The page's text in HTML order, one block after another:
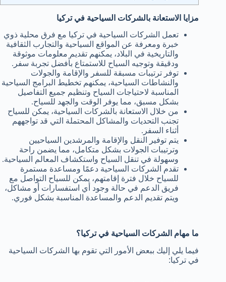
مزايا الاستعانة بالشركات السياحية في تركيا
تعمل الشركات السياحية في تركيا مع فرق محلية ذوي
خبرة ومعرفة عن المواقع السياحية والتجارب الثقافية
والتاريخية في البلاد، يمكنهم تقديم معلومات موثوقة
ودقيقة وتوجيه السياح للاستمتاع بأفضل تجربة سفر.
توفر ترتيبات مسبقة للسفر والإقامة والجولات
والنشاطات السياحية، يمكنهم تخطيط البرامج السياحية
المناسبة لاحتياجات السياح وتنظيم جميع التفاصيل
بشكل مسبق، مما يوفر الوقت والجهد للسياح.
من خلال الاستعانة بالشركات السياحية، يمكن للسياح
تجنب التحديات والمشاكل المحتملة التي قد تواجههم
أثناء السفر.
يتم توفير النقل والإقامة والمرشدين السياحيين
وترتيبات الجولات بشكل متكامل، مما يضمن راحة
وسهولة في تنقل السياح واستكشاف المعالم السياحية.
تقدم الشركات السياحية دعمًا ومساعدة مستمرة
للسياح خلال فترة إقامتهم، يمكن للسياح التواصل مع
فريق الدعم في حالة وجود أي استفسارات أو مشاكل،
ويتم تقديم الدعم والمساعدة المناسبة بشكل فوري.
ما مهام الشركات السياحية في تركيا؟
فيما يلي إليك ببعض الأمور التي تقوم بها الشركات السياحية
في تركيا: